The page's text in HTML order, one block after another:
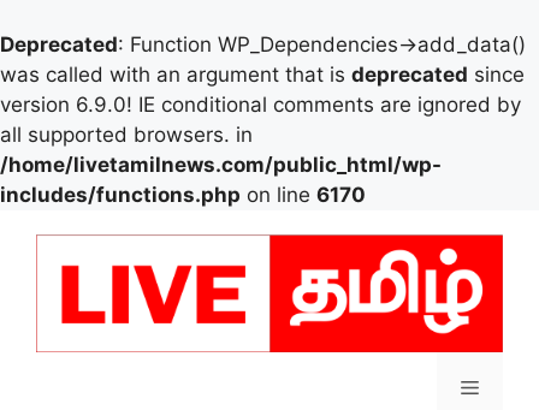
Deprecated: Function WP_Dependencies->add_data()
was called with an argument that is deprecated since
version 6.9.0! IE conditional comments are ignored by
all supported browsers. in
/home/livetamilnews.com/public_html/wp-
includes/functions.php on line 6170
Menu